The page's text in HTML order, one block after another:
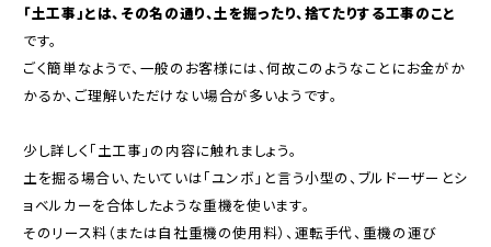
「土工事」とは、その名の通り、土を掘ったり、捨てたりする工事のこと
です。
ごく簡単なようで、一般のお客様には、何故このようなことにお金がか
かるか、ご理解いただけない場合が多いようです。
少し詳しく「土工事」の内容に触れましょう。
土を掘る場合い、たいていは「ユンボ」と言う小型の、ブルドーザーとシ
ョベルカーを合体したような重機を使います。
そのリース料（または自社重機の使用料）、運転手代、重機の運び